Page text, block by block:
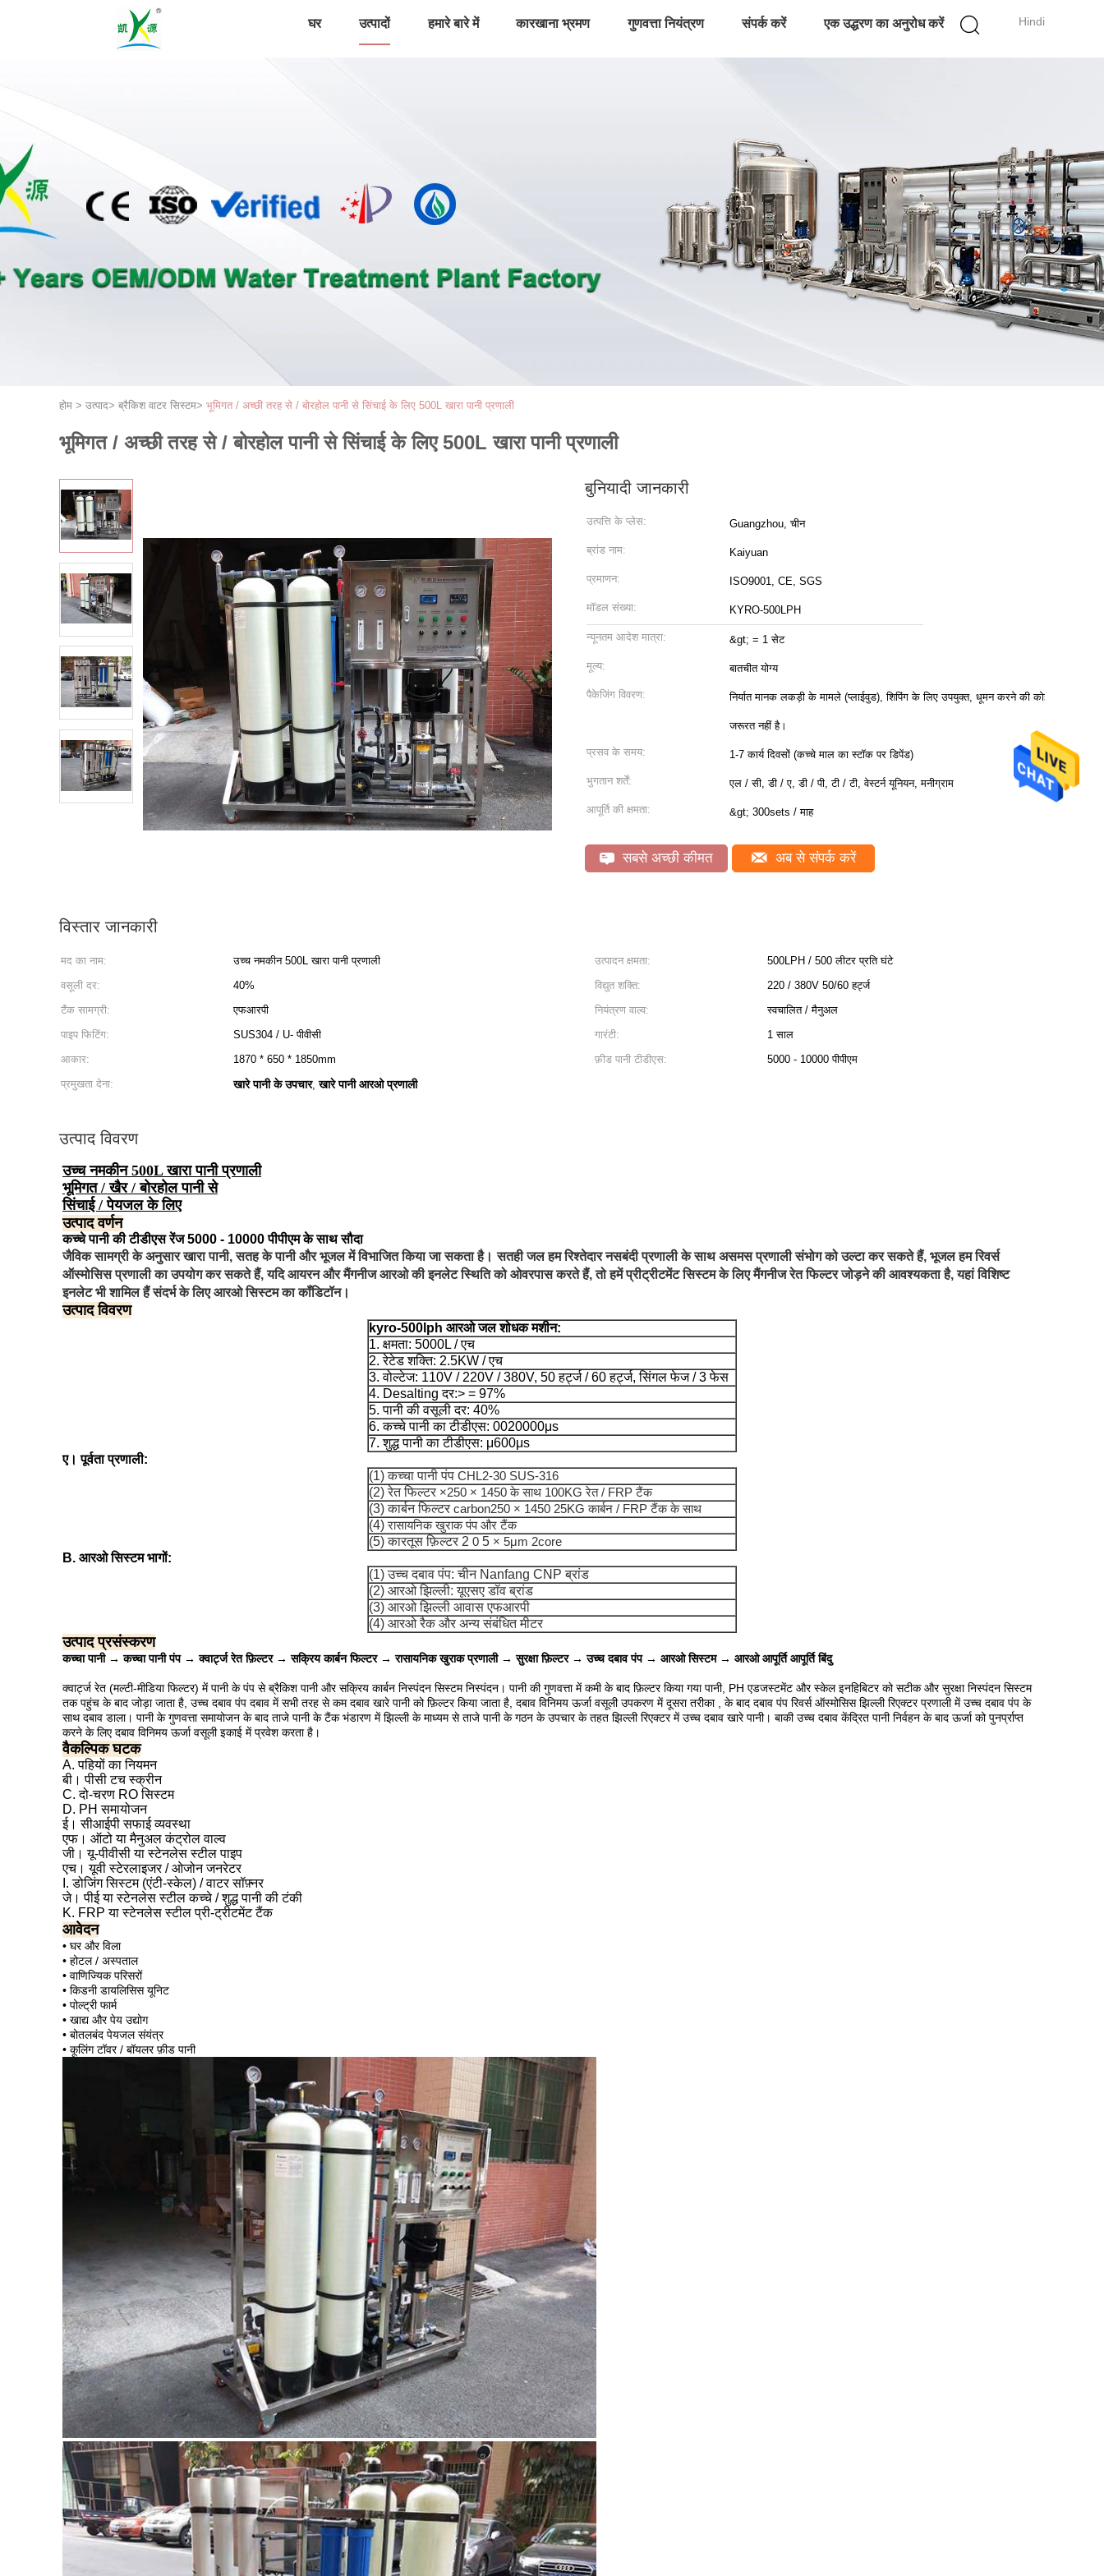
Hindi
घर उत्पादों हमारे बारे में कारखाना भ्रमण गुणवत्ता नियंत्रण संपर्क करें एक उद्धरण का अनुरोध करें
होम > उत्पाद> ब्रैकिश वाटर सिस्टम> भूमिगत / अच्छी तरह से / बोरहोल पानी से सिंचाई के लिए 500L खारा पानी प्रणाली
भूमिगत / अच्छी तरह से / बोरहोल पानी से सिंचाई के लिए 500L खारा पानी प्रणाली
बुनियादी जानकारी
उत्पत्ति के प्लेस: Guangzhou, चीन
ब्रांड नाम: Kaiyuan
प्रमाणन: ISO9001, CE, SGS
मॉडल संख्या: KYRO-500LPH
न्यूनतम आदेश मात्रा: &gt; = 1 सेट
मूल्य: बातचीत योग्य
पैकेजिंग विवरण: निर्यात मानक लकड़ी के मामले (प्लाईवुड), शिपिंग के लिए उपयुक्त, धूमन करने की कोई
जरूरत नहीं है।
प्रसव के समय: 1-7 कार्य दिवसों (कच्चे माल का स्टॉक पर डिपेंड)
भुगतान शर्तें: एल / सी, डी / ए, डी / पी, टी / टी, वेस्टर्न यूनियन, मनीग्राम
आपूर्ति की क्षमता: &gt; 300sets / माह
सबसे अच्छी कीमत अब से संपर्क करें
विस्तार जानकारी
मद का नाम: उच्च नमकीन 500L खारा पानी प्रणाली उत्पादन क्षमता:
500LPH / 500 लीटर प्रति घंटे
वसूली दर:
40% विद्युत शक्ति:
220 / 380V 50/60 हर्ट्ज
टैंक सामग्री:
एफआरपी नियंत्रण वाल्व:
स्वचालित / मैनुअल
पाइप फिटिंग:
SUS304 / U- पीवीसी गारंटी:
1 साल
आकार:
1870 * 650 * 1850mm फ़ीड पानी टीडीएस:
5000 - 10000 पीपीएम
प्रमुखता देना:
खारे पानी के उपचार,खारे पानी आरओ प्रणाली
उत्पाद विवरण
उच्च नमकीन 500L खारा पानी प्रणाली
भूमिगत / खैर / बोरहोल पानी से
सिंचाई / पेयजल के लिए
उत्पाद वर्णन
कच्चे पानी की टीडीएस रेंज 5000 - 10000 पीपीएम के साथ सौदा
जैविक सामग्री के अनुसार खारा पानी, सतह के पानी और भूजल में विभाजित किया जा सकता है। सतही जल हम रिश्तेदार नसबंदी प्रणाली के साथ असमस प्रणाली संभोग को उल्टा कर सकते हैं, भूजल हम रिवर्स
ऑस्मोसिस प्रणाली का उपयोग कर सकते हैं, यदि आयरन और मैंगनीज आरओ की इनलेट स्थिति को ओवरपास करते हैं, तो हमें प्रीट्रीटमेंट सिस्टम के लिए मैंगनीज रेत फिल्टर जोड़ने की आवश्यकता है, यहां विशिष्ट
इनलेट भी शामिल हैं संदर्भ के लिए आरओ सिस्टम का कॉंडिटॉन।
उत्पाद विवरण
kyro-500lph आरओ जल शोधक मशीन:
1. क्षमता: 5000L / एच
2. रेटेड शक्ति: 2.5KW / एच
3. वोल्टेज: 110V / 220V / 380V, 50 हर्ट्ज / 60 हर्ट्ज, सिंगल फेज / 3 फेस
4. Desalting दर:> = 97%
5. पानी की वसूली दर: 40%
6. कच्चे पानी का टीडीएस: 0020000μs
7. शुद्ध पानी का टीडीएस: μ600μs
ए। पूर्वता प्रणाली:
(1) कच्चा पानी पंप CHL2-30 SUS-316
(2) रेत फिल्टर ×250 × 1450 के साथ 100KG रेत / FRP टैंक
(3) कार्बन फिल्टर carbon250 × 1450 25KG कार्बन / FRP टैंक के साथ
(4)रासायनिक खुराक पंप और टैंक
(5) कारतूस फ़िल्टर 2 0 5 × 5μm 2core
B. आरओ सिस्टम भागों:
(1) उच्च दबाव पंप: चीन Nanfang CNP ब्रांड
(2) आरओ झिल्ली: यूएसए डॉव ब्रांड
(3) आरओ झिल्ली आवास एफआरपी
(4) आरओ रैक और अन्य संबंधित मीटर
उत्पाद प्रसंस्करण
कच्चा पानी → कच्चा पानी पंप → क्वार्ट्ज रेत फ़िल्टर → सक्रिय कार्बन फिल्टर → रासायनिक खुराक प्रणाली → सुरक्षा फ़िल्टर → उच्च दबाव पंप → आरओ सिस्टम → आरओ आपूर्ति आपूर्ति बिंदु
क्वार्ट्ज रेत (मल्टी-मीडिया फिल्टर) में पानी के पंप से ब्रैकिश पानी और सक्रिय कार्बन निस्पंदन सिस्टम निस्पंदन। पानी की गुणवत्ता में कमी के बाद फ़िल्टर किया गया पानी, PH एडजस्टमेंट और स्केल इनहिबिटर को सटीक और सुरक्षा निस्पंदन सिस्टम
तक पहुंच के बाद जोड़ा जाता है, उच्च दबाव पंप दबाव में सभी तरह से कम दबाव खारे पानी को फ़िल्टर किया जाता है, दबाव विनिमय ऊर्जा वसूली उपकरण में दूसरा तरीका , के बाद दबाव पंप रिवर्स ऑस्मोसिस झिल्ली रिएक्टर प्रणाली में उच्च दबाव पंप के
साथ दबाव डाला। पानी के गुणवत्ता समायोजन के बाद ताजे पानी के टैंक भंडारण में झिल्ली के माध्यम से ताजे पानी के गठन के उपचार के तहत झिल्ली रिएक्टर में उच्च दबाव खारे पानी। बाकी उच्च दबाव केंद्रित पानी निर्वहन के बाद ऊर्जा को पुनर्प्राप्त
करने के लिए दबाव विनिमय ऊर्जा वसूली इकाई में प्रवेश करता है।
वैकल्पिक घटक
A. पहियों का नियमन
बी। पीसी टच स्क्रीन
C. दो-चरण RO सिस्टम
D. PH समायोजन
ई। सीआईपी सफाई व्यवस्था
एफ। ऑटो या मैनुअल कंट्रोल वाल्व
जी। यू-पीवीसी या स्टेनलेस स्टील पाइप
एच। यूवी स्टेरलाइजर / ओजोन जनरेटर
I. डोजिंग सिस्टम (एंटी-स्केल) / वाटर सॉफ़्नर
जे। पीई या स्टेनलेस स्टील कच्चे / शुद्ध पानी की टंकी
K. FRP या स्टेनलेस स्टील प्री-ट्रीटमेंट टैंक
आवेदन
• घर और विला
• होटल / अस्पताल
• वाणिज्यिक परिसरों
• किडनी डायलिसिस यूनिट
• पोल्ट्री फार्म
• खाद्य और पेय उद्योग
• बोतलबंद पेयजल संयंत्र
• कूलिंग टॉवर / बॉयलर फ़ीड पानी